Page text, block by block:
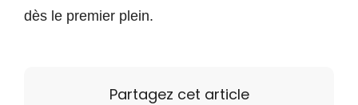
dès le premier plein.
Partagez cet article